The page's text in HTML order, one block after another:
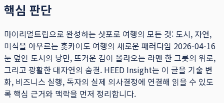
핵심 판단
마이리얼트립으로 완성하는 삿포로 여행의 모든 것: 도시, 자연,
미식을 아우르는 홋카이도 여행의 새로운 패러다임 2026-04-16
눈 덮인 도시의 낭만, 뜨거운 김이 올라오는 라멘 한 그릇의 위로,
그리고 광활한 대자연의 숨결. HEED Insight는 이 글을 기술 변
화, 비즈니스 실행, 독자의 실제 의사결정에 연결해 읽을 수 있도
록 핵심 근거와 맥락을 먼저 정리합니다.